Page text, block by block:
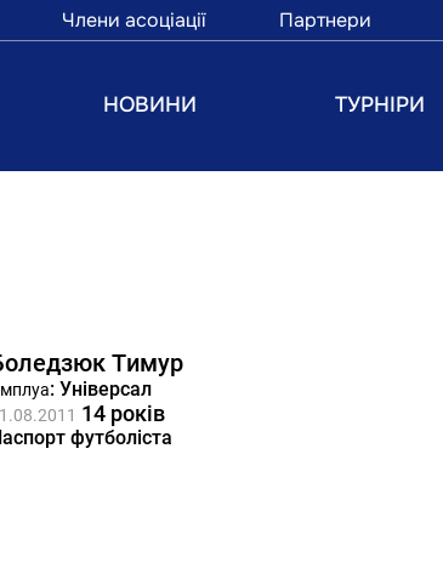
Члени асоціації Партнери
НОВИНИ ТУРНІРИ
Тимур
: Універсал
14 років
футболіста